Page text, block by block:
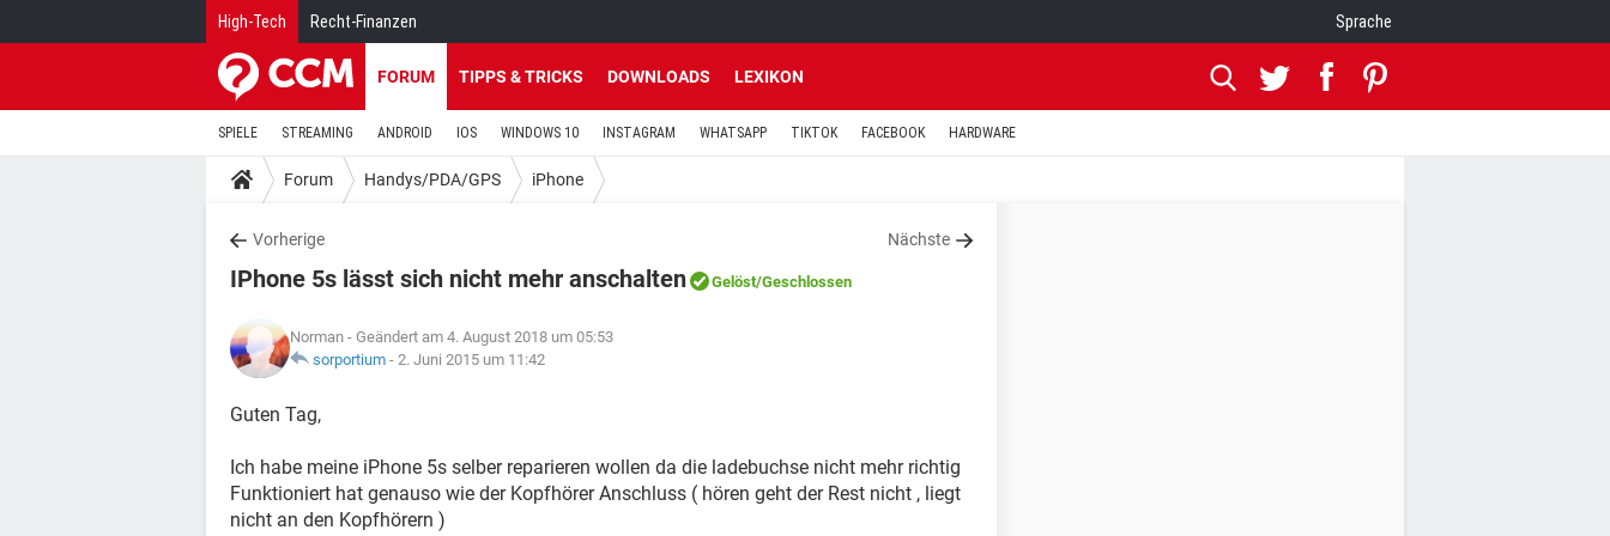
High-Tech Recht-Finanzen Sprache
FORUM TIPPS & TRICKS DOWNLOADS LEXIKON
SPIELE STREAMING ANDROID IOS WINDOWS 10 INSTAGRAM WHATSAPP TIKTOK FACEBOOK HARDWARE
Forum Handys/PDA/GPS iPhone
Vorherige Nächste
IPhone 5s lässt sich nicht mehr anschalten Gelöst/Geschlossen
Norman - Geändert am 4. August 2018 um 05:53
sorportium - 2. Juni 2015 um 11:42
Guten Tag,
Ich habe meine iPhone 5s selber reparieren wollen da die ladebuchse nicht mehr richtig
Funktioniert hat genauso wie der Kopfhörer Anschluss ( hören geht der Rest nicht , liegt
nicht an den Kopfhörern )